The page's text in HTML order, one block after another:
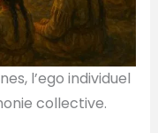
l’ego individuel
collective.